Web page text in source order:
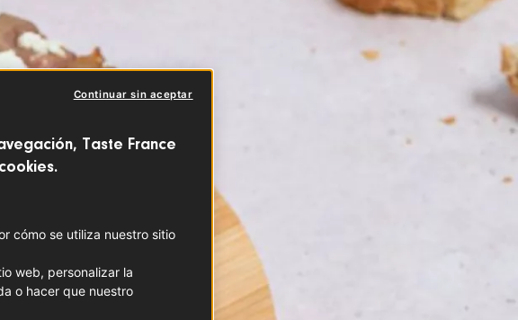
Taste France
cómo se utiliza nuestro sitio
web, personalizar la
o hacer que nuestro
Continuar sin aceptar